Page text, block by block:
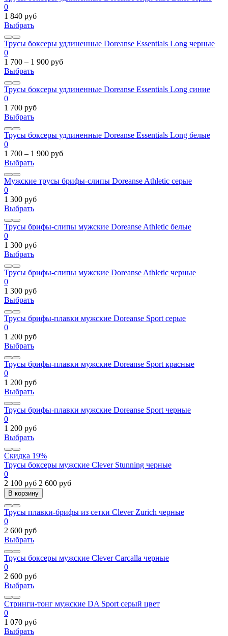
0
1 840 руб
Выбрать
Трусы боксеры удлиненные Doreanse Essentials Long черные
0
1 700 – 1 900 руб
Выбрать
Трусы боксеры удлиненные Doreanse Essentials Long синие
0
1 700 руб
Выбрать
Трусы боксеры удлиненные Doreanse Essentials Long белые
0
1 700 – 1 900 руб
Выбрать
Мужские трусы брифы-слипы Doreanse Athletic серые
0
1 300 руб
Выбрать
Трусы брифы-слипы мужские Doreanse Athletic белые
0
1 300 руб
Выбрать
Трусы брифы-слипы мужские Doreanse Athletic черные
0
1 300 руб
Выбрать
Трусы брифы-плавки мужские Doreanse Sport серые
0
1 200 руб
Выбрать
Трусы брифы-плавки мужские Doreanse Sport красные
0
1 200 руб
Выбрать
Трусы брифы-плавки мужские Doreanse Sport черные
0
1 200 руб
Выбрать
Скидка 19%
Трусы боксеры мужские Clever Stunning черные
0
2 100 руб 2 600 руб
В корзину
Трусы плавки-брифы из сетки Clever Zurich черные
0
2 600 руб
Выбрать
Трусы боксеры мужские Clever Carcalla черные
0
2 600 руб
Выбрать
Стринги-тонг мужские DA Sport серый цвет
0
1 070 руб
Выбрать